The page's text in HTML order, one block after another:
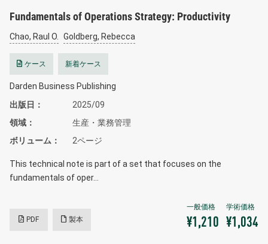
Fundamentals of Operations Strategy: Productivity
Chao, Raul O. Goldberg, Rebecca
ケース 新着ケース
Darden Business Publishing
出版日
2025/09
領域
生産・業務管理
ボリューム
2ページ
This technical note is part of a set that focuses on the
fundamentals of oper…
PDF 製本 ¥1,210 ¥1,034